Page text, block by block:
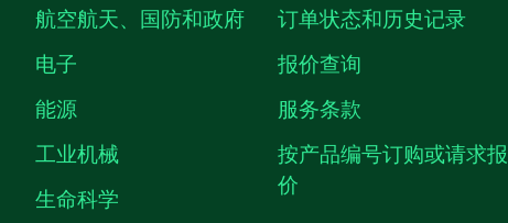
航空航天、国防和政府
电子
能源
工业机械
生命科学
订单状态和历史记录
报价查询
服务条款
按产品编号订购或请求报
价